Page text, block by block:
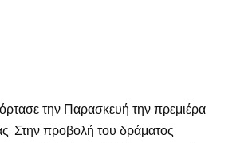
την Παρασκευή την πρεμιέρα
Στην προβολή του δράματος